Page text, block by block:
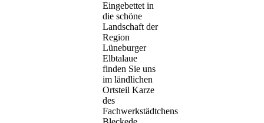
Eingebettet in
die schöne
Landschaft der
Region
Lüneburger
Elbtalaue
finden Sie uns
im ländlichen
Ortsteil Karze
des
Fachwerkstädtchens